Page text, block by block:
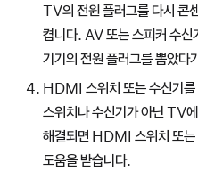
TV의 전원 플러그를 다시 콘
켭니다. AV 또는 스피커 수신
기기의 전원 플러그를 뽑았다
HDMI 스위치 또는 수신기
스위치나 수신기가 아닌 TV
해결되면 HDMI 스위치 또는
도움을 받습니다.